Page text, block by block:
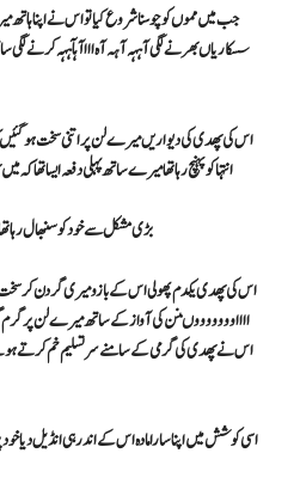
جب میں مموں کو چوسنا شروع کیا تو اس نے اپنا ہاتھ
سسکاریاں بھرنے لگی آہہہ آہہ آہ اااآہآہہہ کرنے
اس کی پھدی کی دیواریں میرے لن پر اتنی سخت ہو گئیں
انتہا کو پہنچ رہا تھا میرے ساتھ پہلی دفعہ ایسا تھا
بڑی مشکل سے خود کو سنبھال رہا
اس کی پھدی یکدم پھولی اس کے بازو میری گردن کر سخت
ااااوووووووںنن کی آواز کے ساتھ میرے لن پر گرم
اس نے پھدی کی گرمی کے سامنے سر تسلیم خم کرتے ہوئے
اسی کوشش میں اپنا سارا مادہ اس کے اندر ہی انڈیل دیا